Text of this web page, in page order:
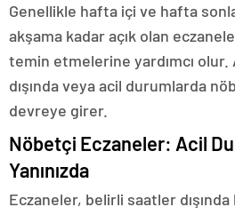
Genellikle hafta içi ve hafta
akşama kadar açık olan
temin etmelerine yardımcı
dışında veya acil durumlarda
devreye girer.
Nöbetçi Eczaneler: Acil
Yanınızda
Eczaneler, belirli saatler